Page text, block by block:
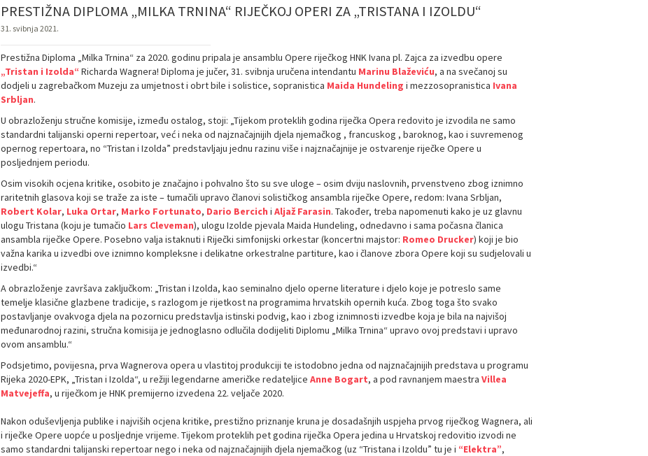
PRESTIŽNA DIPLOMA „MILKA TRNINA“ RIJEČKOJ OPERI ZA „TRISTANA I IZOLDU“
31. svibnja 2021.
Prestižna Diploma „Milka Trnina“ za 2020. godinu pripala je ansamblu Opere riječkog HNK Ivana pl. Zajca za izvedbu opere
„Tristan i Izolda“ Richarda Wagnera! Diploma je jučer, 31. svibnja uručena intendantu Marinu Blaževiću, a na svečanoj su
dodjeli u zagrebačkom Muzeju za umjetnost i obrt bile i solistice, sopranistica Maida Hundeling i mezzosopranistica Ivana
Srbljan.
U obrazloženju stručne komisije, između ostalog, stoji: „Tijekom proteklih godina riječka Opera redovito je izvodila ne samo
standardni talijanski operni repertoar, već i neka od najznačajnijih djela njemačkog , francuskog , baroknog, kao i suvremenog
opernog repertoara, no “Tristan i Izolda” predstavljaju jednu razinu više i najznačajnije je ostvarenje riječke Opere u
posljednjem periodu.
Osim visokih ocjena kritike, osobito je značajno i pohvalno što su sve uloge – osim dviju naslovnih, prvenstveno zbog iznimno
raritetnih glasova koji se traže za iste – tumačili upravo članovi solističkog ansambla riječke Opere, redom: Ivana Srbljan,
Robert Kolar, Luka Ortar, Marko Fortunato, Dario Bercich i Aljaž Farasin. Također, treba napomenuti kako je uz glavnu
ulogu Tristana (koju je tumačio Lars Cleveman), ulogu Izolde pjevala Maida Hundeling, odnedavno i sama počasna članica
ansambla riječke Opere. Posebno valja istaknuti i Riječki simfonijski orkestar (koncertni majstor: Romeo Drucker) koji je bio
važna karika u izvedbi ove iznimno kompleksne i delikatne orkestralne partiture, kao i članove zbora Opere koji su sudjelovali u
izvedbi.“
A obrazloženje završava zaključkom: „Tristan i Izolda, kao seminalno djelo operne literature i djelo koje je potreslo same
temelje klasične glazbene tradicije, s razlogom je rijetkost na programima hrvatskih opernih kuća. Zbog toga što svako
postavljanje ovakvoga djela na pozornicu predstavlja istinski podvig, kao i zbog iznimnosti izvedbe koja je bila na najvišoj
međunarodnoj razini, stručna komisija je jednoglasno odlučila dodijeliti Diplomu „Milka Trnina“ upravo ovoj predstavi i upravo
ovom ansamblu.“
Podsjetimo, povijesna, prva Wagnerova opera u vlastitoj produkciji te istodobno jedna od najznačajnijih predstava u programu
Rijeka 2020-EPK, „Tristan i Izolda“, u režiji legendarne američke redateljice Anne Bogart, a pod ravnanjem maestra Villea
Matvejeffa, u riječkom je HNK premijerno izvedena 22. veljače 2020.
Nakon oduševljenja publike i najviših ocjena kritike, prestižno priznanje kruna je dosadašnjih uspjeha prvog riječkog Wagnera, ali
i riječke Opere uopće u posljednje vrijeme. Tijekom proteklih pet godina riječka Opera jedina u Hrvatskoj redovitio izvodi ne
samo standardni talijanski repertoar nego i neka od najznačajnijih djela njemačkog (uz “Tristana i Izoldu” tu je i “Elektra”,